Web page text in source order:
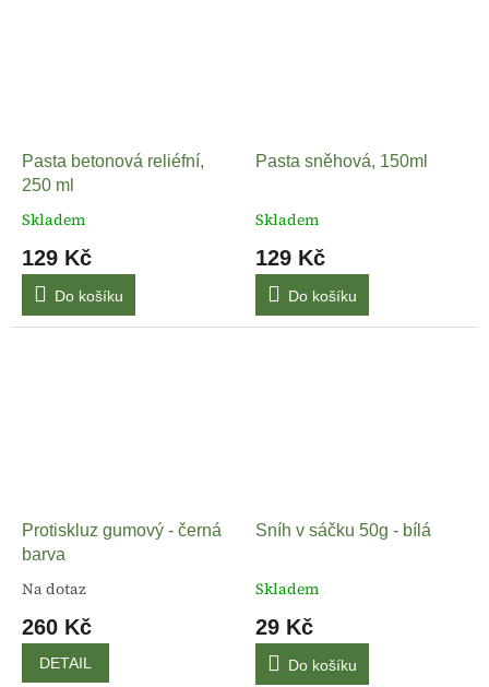
Pasta betonová reliéfní,
250 ml
Skladem
129 Kč
Do košíku
Pasta sněhová, 150ml
Skladem
129 Kč
Do košíku
Protiskluz gumový - černá
barva
Na dotaz
260 Kč
DETAIL
Sníh v sáčku 50g - bílá
Skladem
29 Kč
Do košíku